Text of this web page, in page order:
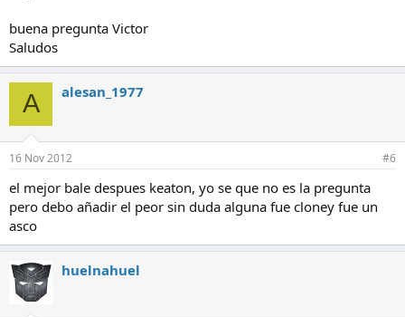
buena pregunta Victor
Saludos
A alesan_1977
16 Nov 2012 #6
el mejor bale despues keaton, yo se que no es la pregunta
pero debo añadir el peor sin duda alguna fue cloney fue un
asco
huelnahuel